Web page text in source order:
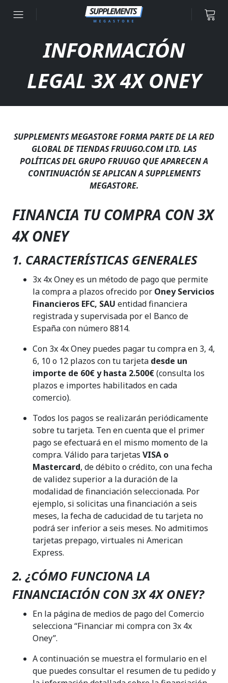
Ir al contenido
INFORMACIÓN
LEGAL 3X 4X ONEY
SUPPLEMENTS MEGASTORE FORMA PARTE DE LA RED
GLOBAL DE TIENDAS FRUUGO.COM LTD. LAS
POLÍTICAS DEL GRUPO FRUUGO QUE APARECEN A
CONTINUACIÓN SE APLICAN A SUPPLEMENTS
MEGASTORE.
FINANCIA TU COMPRA CON 3X
4X ONEY
1. CARACTERÍSTICAS GENERALES
3x 4x Oney es un método de pago que permite
la compra a plazos ofrecido por Oney Servicios
Financieros EFC, SAU entidad financiera
registrada y supervisada por el Banco de
España con número 8814.
Con 3x 4x Oney puedes pagar tu compra en 3, 4,
6, 10 o 12 plazos con tu tarjeta desde un
importe de 60€ y hasta 2.500€(consulta los
plazos e importes habilitados en cada
comercio).
Todos los pagos se realizarán periódicamente
sobre tu tarjeta. Ten en cuenta que el primer
pago se efectuará en el mismo momento de la
compra. Válido para tarjetas VISA o
Mastercard, de débito o crédito, con una fecha
de validez superior a la duración de la
modalidad de financiación seleccionada. Por
ejemplo, si solicitas una financiación a seis
meses, la fecha de caducidad de tu tarjeta no
podrá ser inferior a seis meses. No admitimos
tarjetas prepago, virtuales ni American
Express.
2. ¿CÓMO FUNCIONA LA
FINANCIACIÓN CON 3X 4X ONEY?
En la página de medios de pago del Comercio
selecciona “Financiar mi compra con 3x 4x
Oney”.
A continuación se muestra el formulario en el
que puedes consultar el resumen de tu pedido y